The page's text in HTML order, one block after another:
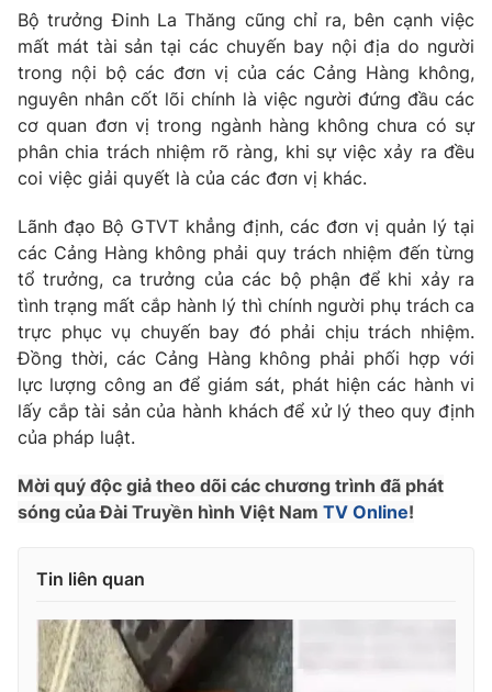
Sản phẩm
Thị trường
Tư vấn
Lịch phát sóng
Chuyên mục khác
Emagazine Podcast
Photo Infographic
Video Shorts video
VTV Money VTV Thể thao
VTV Sức khoẻ Bất động sản
Thị trường 24h Tấm lòng Việt
VTV9 VTV8
Liên hệ tòa soạn English
Bộ trưởng Đinh La Thăng cũng chỉ ra, bên cạnh việc
mất mát tài sản tại các chuyến bay nội địa do người
trong nội bộ các đơn vị của các Cảng Hàng không,
nguyên nhân cốt lõi chính là việc người đứng đầu các
cơ quan đơn vị trong ngành hàng không chưa có sự
phân chia trách nhiệm rõ ràng, khi sự việc xảy ra đều
coi việc giải quyết là của các đơn vị khác.
Lãnh đạo Bộ GTVT khẳng định, các đơn vị quản lý tại
các Cảng Hàng không phải quy trách nhiệm đến từng
tổ trưởng, ca trưởng của các bộ phận để khi xảy ra
tình trạng mất cắp hành lý thì chính người phụ trách ca
trực phục vụ chuyến bay đó phải chịu trách nhiệm.
Đồng thời, các Cảng Hàng không phải phối hợp với
lực lượng công an để giám sát, phát hiện các hành vi
lấy cắp tài sản của hành khách để xử lý theo quy định
của pháp luật.
Mời quý độc giả theo dõi các chương trình đã phát
sóng của Đài Truyền hình Việt Nam TV Online!
Tin liên quan